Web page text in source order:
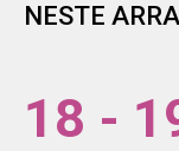
NESTE
18 -